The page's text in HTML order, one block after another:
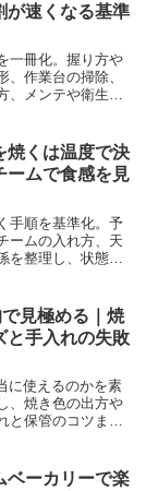
が速くなる基準
一冊化。握り方や
、作業台の掃除、
、メンテや衛生ま
焼くは温度で決
ームで食感を見
手順を基準化。予
ームの入れ方、天
を整理し、状態判
見極める｜焼
と手入れの失敗
に使えるのかを素
、焼き色の出方や
と保管のコツまで
導きます。
ベーカリーで楽